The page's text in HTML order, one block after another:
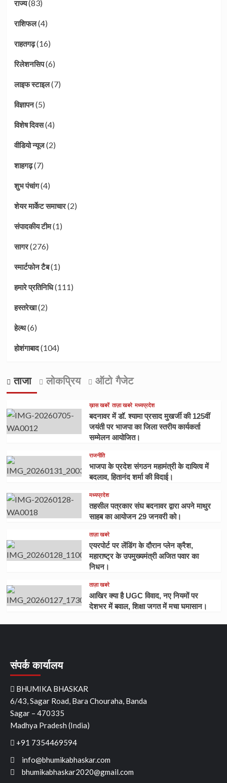
राज्य(83)
राशिफल(4)
राहतगढ़(16)
रिलेशनसिप(6)
लाइफ स्टाइल(7)
विज्ञापन(5)
विशेष दिवस(4)
वीडियो न्यूज(2)
शाहगढ़(7)
शुभ पंचांग(4)
शेयर मार्केट समाचार(2)
संपादकीय टीम(1)
सागर(276)
स्मार्टफोन टैब(1)
हमारे प्रतिनिधि(111)
हस्तरेखा(2)
हेल्थ(6)
होशंगाबाद(104)
ताजा लोकप्रिय ऑटो गैजेट
ख़ास खबरें ताज़ा खबरे मध्यप्रदेश
बदनावर में डॉ. श्यामा प्रसाद मुखर्जी की 125वीं
जयंती पर भाजपा का जिला स्तरीय कार्यकर्ता
सम्मेलन आयोजित।
राजनीति
भाजपा के प्रदेश संगठन महामंत्री के दायित्व में
बदलाव, हितानंद शर्मा की विदाई।
मध्यप्रदेश
तहसील पत्रकार संघ बदनावर द्वारा अपने माथुर
साहब का आयोजन 29 जनवरी को।
ताज़ा खबरे
एयरपोर्ट पर लेंडिंग के दौरान प्लेन क्रैश,
महाराष्ट्र के उपमुख्यमंत्री अजित पवार का
निधन।
ताज़ा खबरे
आखिर क्या है UGC विवाद, नए नियमों पर
देशभर में बवाल, शिक्षा जगत में मचा घमासान।
संपर्क कार्यालय
BHUMIKA BHASKAR
6/43, Sagar Road, Bara Chouraha, Banda
Sagar – 470335
Madhya Pradesh (India)
+91 7354469594
info@bhumikabhaskar.com
bhumikabhaskar2020@gmail.com